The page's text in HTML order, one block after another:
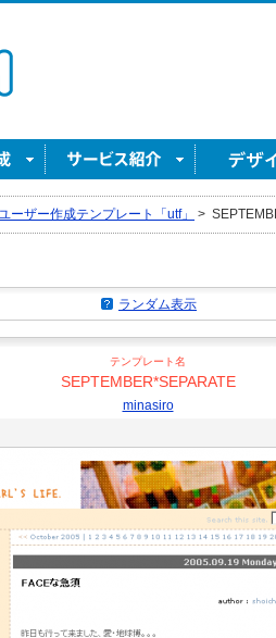
ーザー作成テンプレート「utf」 >
ランダム表示
テンプレート名
SEPTEMBER*SEPARATE
minasiro